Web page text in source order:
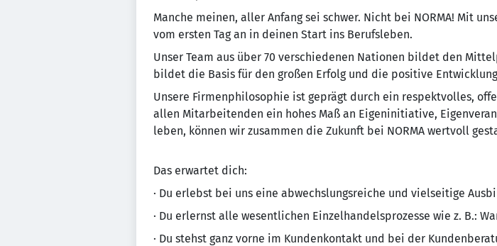
Manche meinen, aller Anfang sei schwer. Nicht bei NORMA! Mit
vom ersten Tag an in deinen Start ins Berufsleben.
Un­se­r Team aus über 70 ver­schie­de­nen Na­tio­nen bildet den
bildet die Basis für den großen Erfolg und die positive Entwicklung
Unsere Firmenphilosophie ist geprägt durch ein re­spekt­vol­les,
allen Mitarbeitenden ein ho­hes Maß an Eigeninitiative,
leben, können wir zusammen die Zukunft bei NORMA wertvoll
Das erwartet dich:
· Du erlebst bei uns eine abwechslungsreiche und vielseitige
· Du erlernst alle wesentlichen Einzelhandelsprozesse wie z. B.:
· Du stehst ganz vorne im Kundenkontakt und bei der